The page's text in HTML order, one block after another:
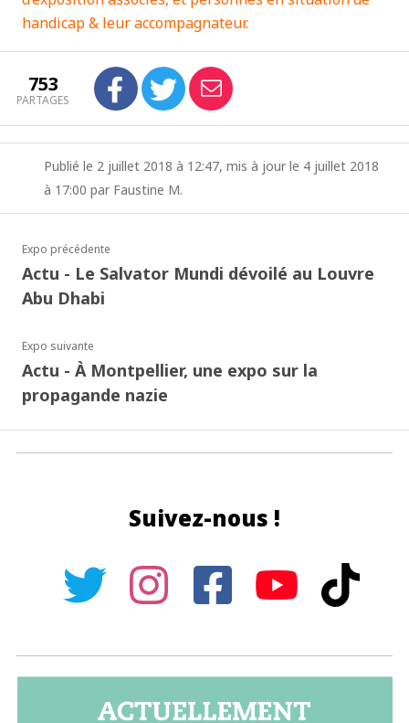
handicap & leur accompagnateur.
753
PARTAGES
Publié le 2 juillet 2018 à 12:47, mis à jour le 4 juillet 2018
à 17:00 par Faustine M.
Expo précédente
Actu - Le Salvator Mundi dévoilé au Louvre
Abu Dhabi
Expo suivante
Actu - À Montpellier, une expo sur la
propagande nazie
Suivez-nous !